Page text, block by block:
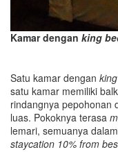
Kamar dengan king
Satu kamar dengan
satu kamar memiliki
rindangnya pepohonan
luas. Pokoknya terasa
lemari, semuanya
staycation 10% from